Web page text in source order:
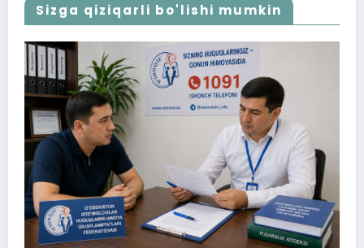
Sizga qiziqarli bo'lishi mumkin